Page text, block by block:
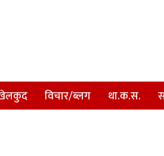
विचार/ब्लग था.क.स.